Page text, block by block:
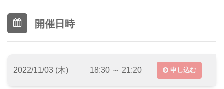
開催日時
2022/11/03 (木) 18:30 ～ 21:20 申し込む